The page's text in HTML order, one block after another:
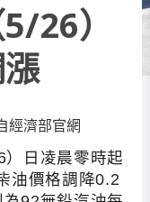
26）
經濟部官網
）日凌晨零時起
油價格調降0.2